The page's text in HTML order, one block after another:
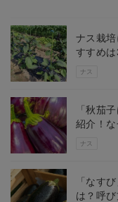
ナス
ナス栽
すすめ
ナス
「秋茄
紹介！
「なす
は？呼